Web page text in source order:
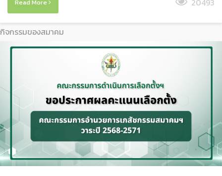
Read More 20493
กิจกรรมของสมาคม